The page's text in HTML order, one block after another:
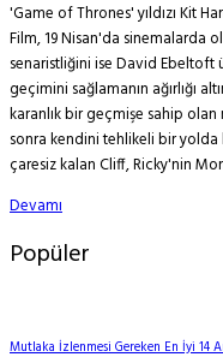
'Game of Thrones' yıldızı Kit
Film, 19 Nisan'da sinemalarda
senaristliğini ise David Ebeltoft
geçimini sağlamanın ağırlığı
karanlık bir geçmişe sahip olan
sonra kendini tehlikeli bir yolda
çaresiz kalan Cliff, Ricky'nin
Devamı
Popüler
Mutlaka İzlenmesi Gereken En İyi 14